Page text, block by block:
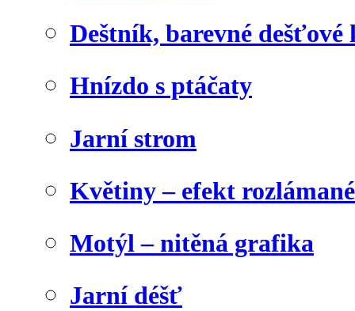
Deštník, barevné dešťové
Hnízdo s ptáčaty
Jarní strom
Květiny – efekt
Motýl – nitěná grafika
Jarní déšť